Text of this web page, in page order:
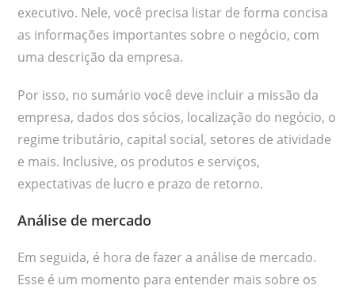
executivo. Nele, você precisa listar de forma concisa
as informações importantes sobre o negócio, com
uma descrição da empresa.
Por isso, no sumário você deve incluir a missão da
empresa, dados dos sócios, localização do negócio, o
regime tributário, capital social, setores de atividade
e mais. Inclusive, os produtos e serviços,
expectativas de lucro e prazo de retorno.
Análise de mercado
Em seguida, é hora de fazer a análise de mercado.
Esse é um momento para entender mais sobre os